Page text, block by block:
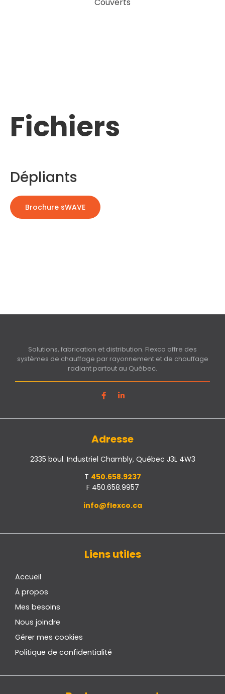
Couverts
Fichiers
Dépliants
Brochure sWAVE
Solutions, fabrication et distribution. Flexco offre des
systèmes de chauffage par rayonnement et de chauffage
radiant partout au Québec.
Adresse
2335 boul. Industriel Chambly, Québec J3L 4W3
T 450.658.9237
F 450.658.9957
info@flexco.ca
Liens utiles
Accueil
À propos
Mes besoins
Nous joindre
Gérer mes cookies
Politique de confidentialité